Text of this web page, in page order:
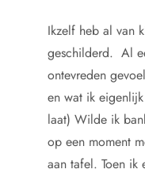
Ikzelf heb al van
geschilderd. Al
ontevreden
en wat ik
laat) Wilde ik
op een moment
aan tafel. Toen ik